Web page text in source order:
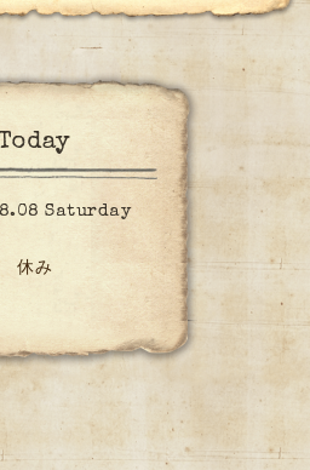
Saturday
休み